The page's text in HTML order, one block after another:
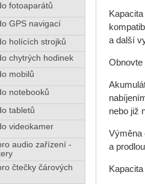
a další
nebo již
Výměna
a
fotoaparátů
GPS navigací
holících strojků
chytrých hodinek
mobilů
notebooků
tabletů
videokamer
audio zařízení -
čtečky čárových